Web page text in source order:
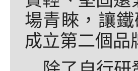
場青睞，讓
成立第二個品